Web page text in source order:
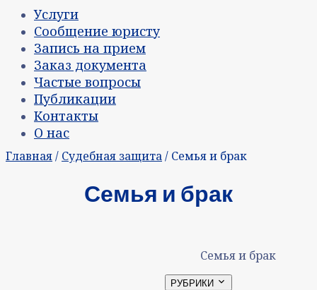
Услуги
Сообщение юристу
Запись на прием
Заказ документа
Частые вопросы
Публикации
Контакты
О нас
Главная/ Судебная защита/ Семья и брак
Семья и брак
Семья и брак
РУБРИКИ